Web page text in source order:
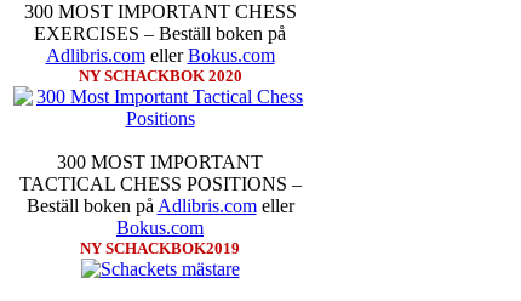
300 MOST IMPORTANT CHESS
EXERCISES – Beställ boken på
Adlibris.comellerBokus.com
NY SCHACKBOK 2020
300 MOST IMPORTANT
TACTICAL CHESS POSITIONS –
Beställ boken på Adlibris.comeller
Bokus.com
NY SCHACKBOK2019